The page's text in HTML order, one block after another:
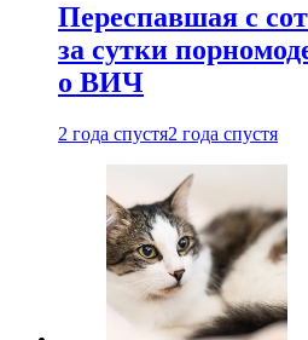
Переспавшая с
за сутки
о ВИЧ
2 года спустя2 года спустя